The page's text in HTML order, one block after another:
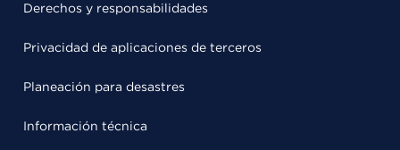
Derechos y responsabilidades
Privacidad de aplicaciones de terceros
Planeación para desastres
Información técnica